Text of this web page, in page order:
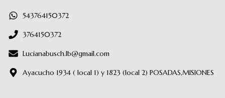
543764150372
3764150372
Lucianabusch.lb@gmail.com
Ayacucho 1934 ( local 1) y 1823 (local 2) POSADAS,MISIONES